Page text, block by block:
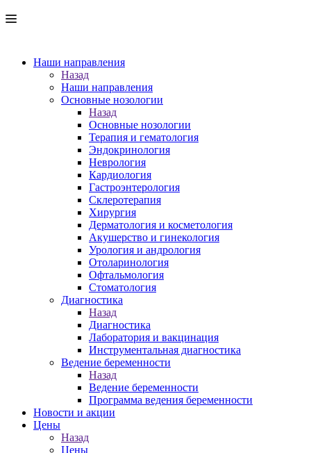
Наши направления
Назад
Наши направления
Основные нозологии
Назад
Основные нозологии
Терапия и гематология
Эндокринология
Неврология
Кардиология
Гастроэнтерология
Склеротерапия
Хирургия
Дерматология и косметология
Акушерство и гинекология
Урология и андрология
Отоларинология
Офтальмология
Стоматология
Диагностика
Назад
Диагностика
Лаборатория и вакцинация
Инструментальная диагностика
Ведение беременности
Назад
Ведение беременности
Программа ведения беременности
Новости и акции
Цены
Назад
Цены